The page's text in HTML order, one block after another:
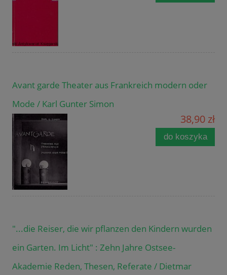
Avant garde Theater aus Frankreich modern oder
Mode / Karl Gunter Simon
38,90 zł
do koszyka
"...die Reiser, die wir pflanzen den Kindern wurden
ein Garten. Im Licht" : Zehn Jahre Ostsee-
Akademie Reden, Thesen, Referate / Dietmar